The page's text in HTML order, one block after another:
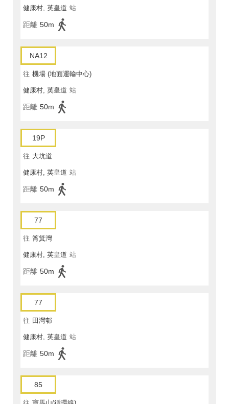
健康村, 英皇道 站
距離 50m
NA12
往 機場 (地面運輸中心)
健康村, 英皇道 站
距離 50m
19P
往 大坑道
健康村, 英皇道 站
距離 50m
77
往 筲箕灣
健康村, 英皇道 站
距離 50m
77
往 田灣邨
健康村, 英皇道 站
距離 50m
85